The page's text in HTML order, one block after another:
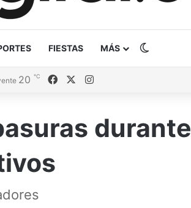
FIESTAS MÁS
20 ℃ FacebookInstagram
durante